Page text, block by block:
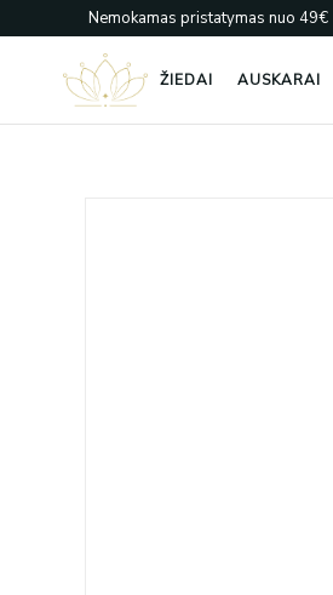
prie
Nemokamas pristatymas nuo 49€
ŽIEDAI AUSKARAI